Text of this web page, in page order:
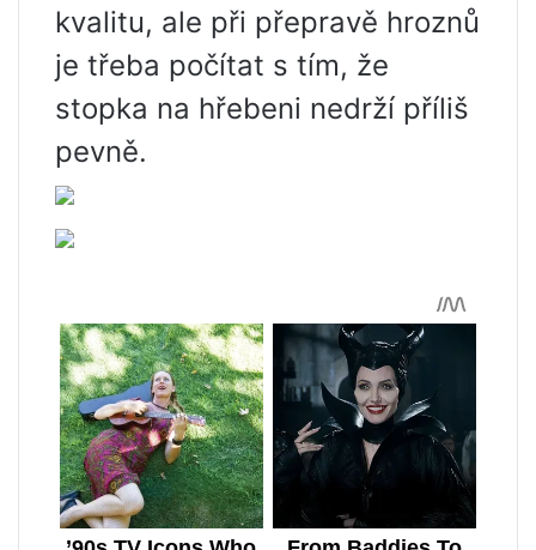
kvalitu, ale při přepravě hroznů
je třeba počítat s tím, že
stopka na hřebeni nedrží příliš
pevně.